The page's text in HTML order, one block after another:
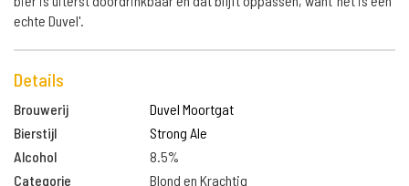
echte Duvel'.
Details
Brouwerij
Duvel Moortgat
Bierstijl
Strong Ale
Alcohol
8.5%
Categorie
Blond en Krachtig